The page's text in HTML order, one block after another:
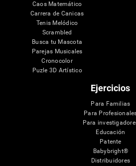
Caos Matemático
Carrera de Canicas
Tenis Melódico
Scrambled
Busca tu Mascota
Parejas Musicales
Cronocolor
Puzle 3D Artístico
Ejercicios
Para Familias
Para
Para
Educación
Patente
Babybright®
Distribuidores